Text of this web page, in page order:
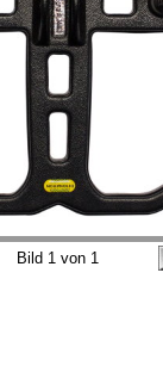
Bild 1 von 1